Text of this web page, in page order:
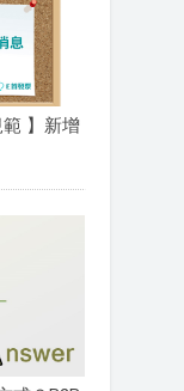
】新增